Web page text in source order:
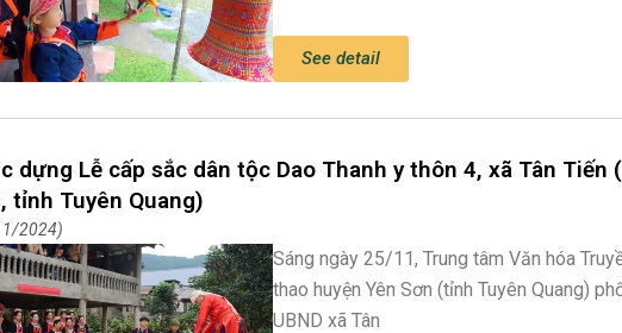
See detail
dựng Lễ cấp sắc dân tộc Dao Thanh y thôn 4, xã Tân Tiến
tỉnh Tuyên Quang)
2024
Sáng ngày 25/11, Trung tâm Văn hóa
thao huyện Yên Sơn (tỉnh Tuyên Quang)
UBND xã Tân